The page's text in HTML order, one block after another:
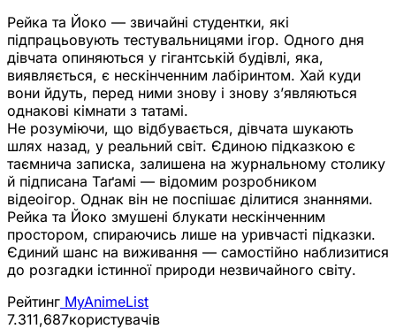
Рейка та Йоко — звичайні студентки, які
підпрацьовують тестувальницями ігор. Одного дня
дівчата опиняються у гігантській будівлі, яка,
виявляється, є нескінченним лабіринтом. Хай куди
вони йдуть, перед ними знову і знову з’являються
однакові кімнати з татамі.
Не розуміючи, що відбувається, дівчата шукають
шлях назад, у реальний світ. Єдиною підказкою є
таємнича записка, залишена на журнальному столику
й підписана Таґамі — відомим розробником
відеоігор. Однак він не поспішає ділитися знаннями.
Рейка та Йоко змушені блукати нескінченним
простором, спираючись лише на уривчасті підказки.
Єдиний шанс на виживання — самостійно наблизитися
до розгадки істинної природи незвичайного світу.
Рейтинг MyAnimeList
7.311,687користувачів